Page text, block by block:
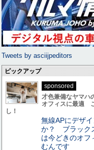
Tweets by asciijpeditors
ピックアップ
sponsored
才色兼備なヤマハ
オフィスに最適
し！
無線APにデザ
か？ ブラック
は今どきのオフ
むんです